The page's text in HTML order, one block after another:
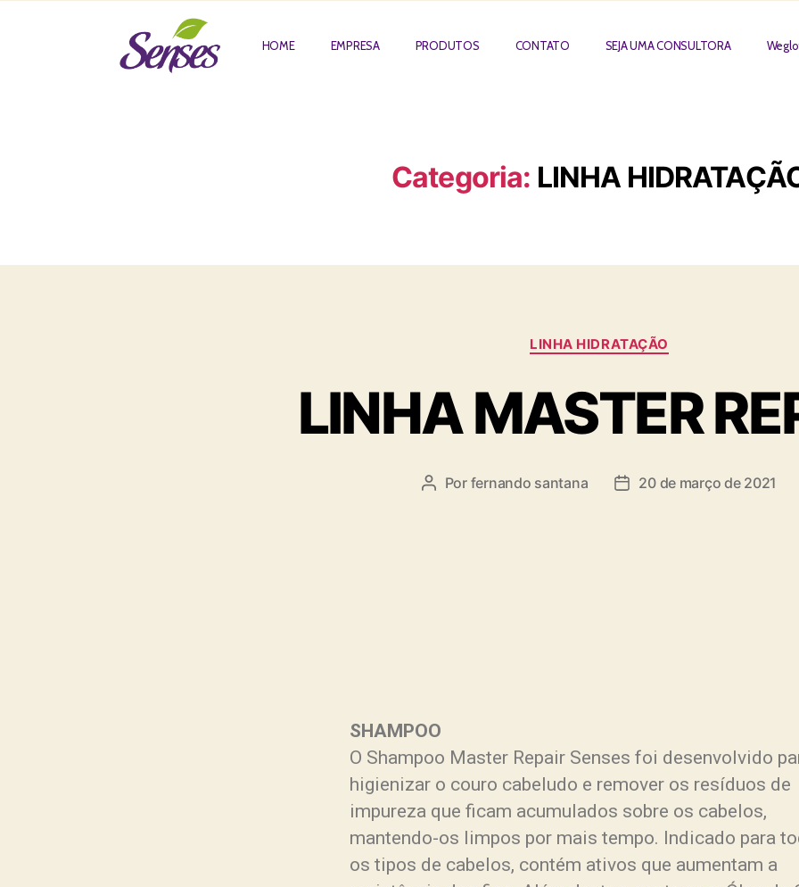
HOME EMPRESA PRODUTOS CONTATO SEJA UMA CONSULTORA
Categoria: LINHA
LINHA HIDRATAÇÃO
LINHA MASTER
Por fernando santana 20 de março de 2021
SHAMPOO
O Shampoo Master Repair Senses foi desenvolvido
higienizar o couro cabeludo e remover os resíduos de
impureza que ficam acumulados sobre os cabelos,
mantendo-os limpos por mais tempo. Indicado para
os tipos de cabelos, contém ativos que aumentam a